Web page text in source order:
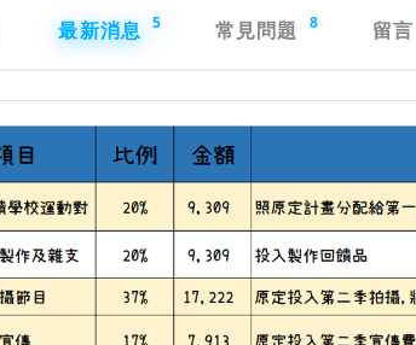
最新消息 5 常見問題 8 留言